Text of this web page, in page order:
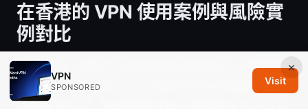
在香港的 VPN 使用案例與風險實
例對比
答案先行。實務上在香港出差或旅遊時，選擇實體
SIM 或 eSIM 影響 VPN 的穩定性與合規風險。對
×
VPN
SPONSORED
Visit